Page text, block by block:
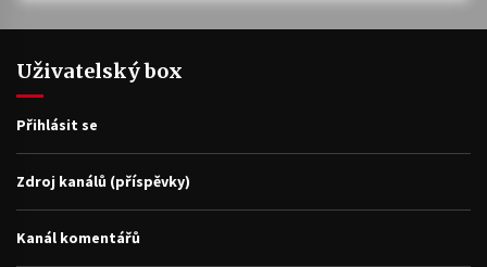
Uživatelský box
Přihlásit se
Zdroj kanálů (příspěvky)
Kanál komentářů